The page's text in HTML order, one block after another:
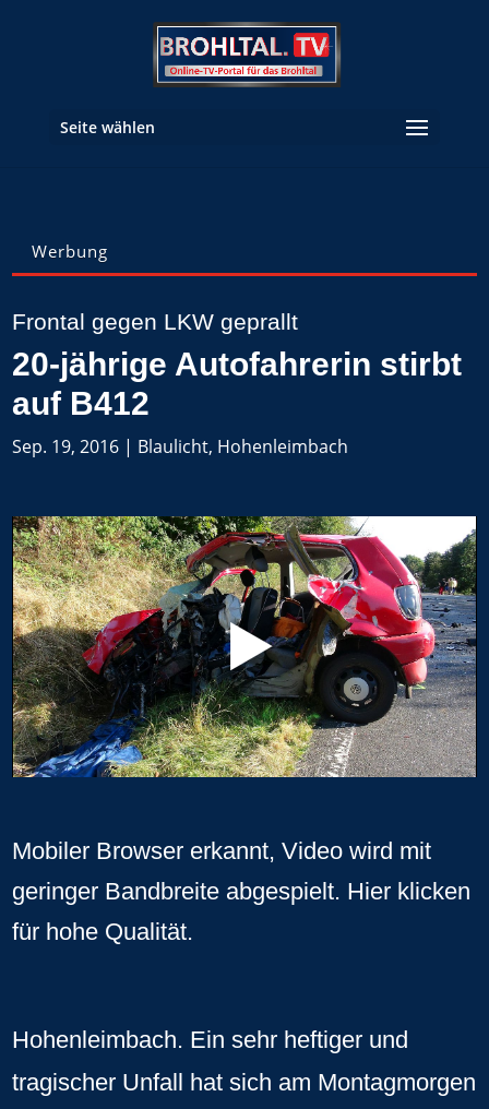
Seite wählen
Werbung
Frontal gegen LKW geprallt
20-jährige Autofahrerin stirbt
auf B412
Sep. 19, 2016 | Blaulicht, Hohenleimbach
Mobiler Browser erkannt, Video wird mit
geringer Bandbreite abgespielt. Hier klicken
für hohe Qualität.
Hohenleimbach. Ein sehr heftiger und
tragischer Unfall hat sich am Montagmorgen